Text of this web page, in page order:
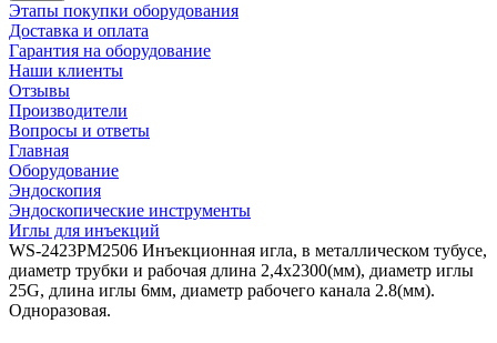
Этапы покупки оборудования
Доставка и оплата
Гарантия на оборудование
Наши клиенты
Отзывы
Производители
Вопросы и ответы
Главная
Оборудование
Эндоскопия
Эндоскопические инструменты
Иглы для инъекций
WS-2423РM2506 Инъекционная игла, в металлическом тубусе,
диаметр трубки и рабочая длина 2,4х2300(мм), диаметр иглы
25G, длина иглы 6мм, диаметр рабочего канала 2.8(мм).
Одноразовая.